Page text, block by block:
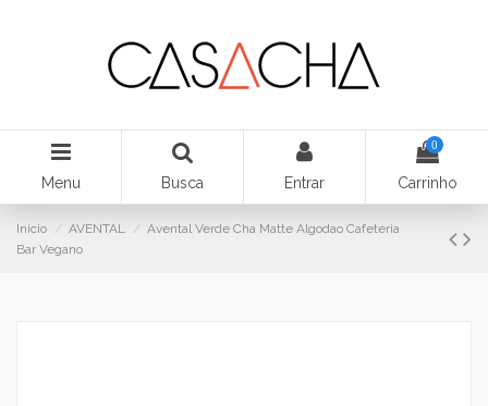
Menu Busca Entrar
0
Carrinho
Início AVENTAL
Avental Verde Cha Matte Algodao Cafeteria
Bar Vegano